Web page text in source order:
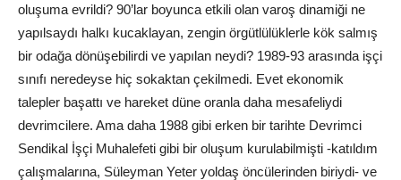
oluşuma evrildi? 90’lar boyunca etkili olan varoş dinamiği ne
yapılsaydı halkı kucaklayan, zengin örgütlülüklerle kök salmış
bir odağa dönüşebilirdi ve yapılan neydi? 1989-93 arasında işçi
sınıfı neredeyse hiç sokaktan çekilmedi. Evet ekonomik
talepler başattı ve hareket düne oranla daha mesafeliydi
devrimcilere. Ama daha 1988 gibi erken bir tarihte Devrimci
Sendikal İşçi Muhalefeti gibi bir oluşum kurulabilmişti -katıldım
çalışmalarına, Süleyman Yeter yoldaş öncülerinden biriydi- ve